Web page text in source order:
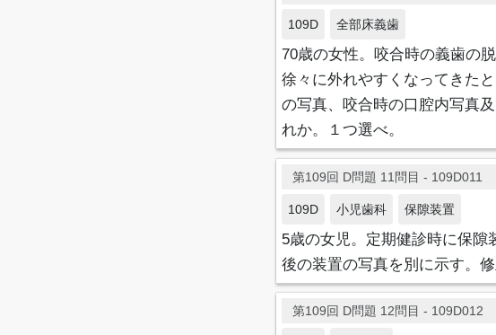
109D 全部床義歯
70歳の女性。咬合時の義歯の
徐々に外れやすくなってきた
の写真、咬合時の口腔内写真
れか。１つ選べ。
第109回 D問題 11問目 - 109D011
109D 小児歯科 保隙装置
5歳の女児。定期健診時に保
後の装置の写真を別に示す。
第109回 D問題 12問目 - 109D012